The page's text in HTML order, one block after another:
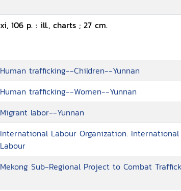
xi, 106 p. : ill., charts ; 27 cm.
Human trafficking--Children--Yunnan
Human trafficking--Women--Yunnan
Migrant labor--Yunnan
International Labour Organization.
Labour
Mekong Sub-Regional Project to Combat